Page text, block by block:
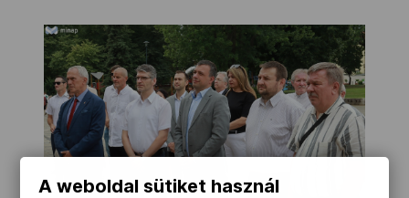
A weboldal sütiket használ